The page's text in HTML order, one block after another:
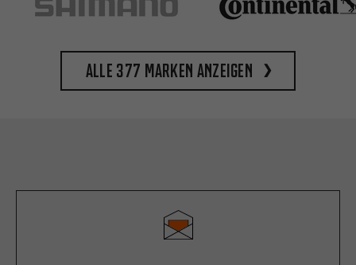
Alle 377 Marken anzeigen